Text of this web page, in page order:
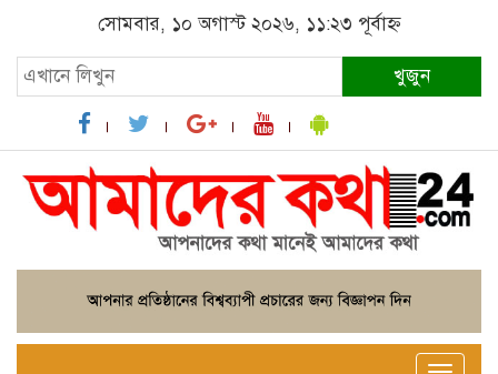
সোমবার, ১০ অগাস্ট ২০২৬, ১১:২৩ পূর্বাহ্ন
খুজুন